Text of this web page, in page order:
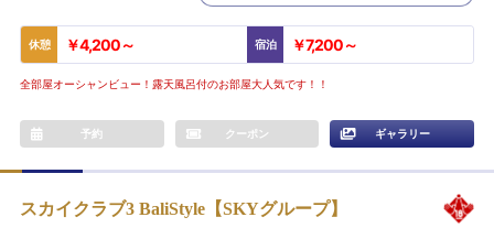
休憩 ￥4,200～ 宿泊 ￥7,200～
全部屋オーシャンビュー！露天風呂付のお部屋大人気です！！
予約 クーポン ギャラリー
スカイクラブ3 BaliStyle【SKYグループ】